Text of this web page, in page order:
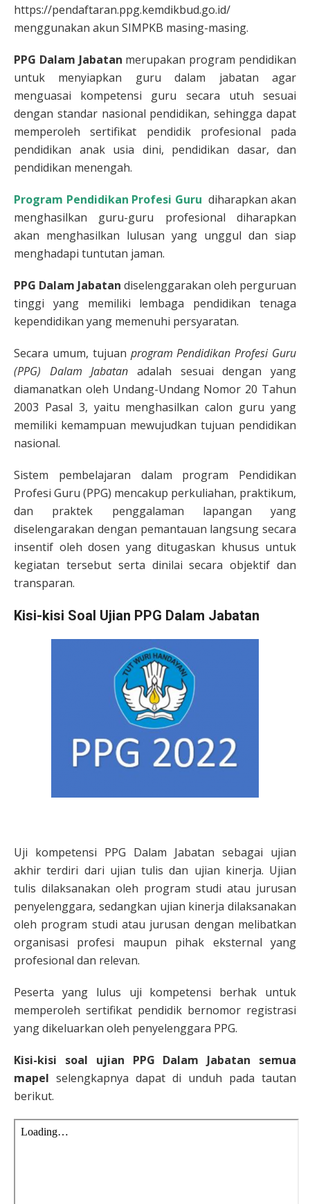
https://pendaftaran.ppg.kemdikbud.go.id/
menggunakan akun SIMPKB masing-masing.
PPG Dalam Jabatan merupakan program pendidikan
untuk menyiapkan guru dalam jabatan agar
menguasai kompetensi guru secara utuh sesuai
dengan standar nasional pendidikan, sehingga dapat
memperoleh sertifikat pendidik profesional pada
pendidikan anak usia dini, pendidikan dasar, dan
pendidikan menengah.
Program Pendidikan Profesi Guru diharapkan akan
menghasilkan guru-guru profesional diharapkan
akan menghasilkan lulusan yang unggul dan siap
menghadapi tuntutan jaman.
PPG Dalam Jabatan diselenggarakan oleh perguruan
tinggi yang memiliki lembaga pendidikan tenaga
kependidikan yang memenuhi persyaratan.
Secara umum, tujuan program Pendidikan Profesi Guru
(PPG)
Dalam Jabatan adalah sesuai dengan yang
diamanatkan oleh Undang-Undang Nomor 20 Tahun
2003 Pasal 3, yaitu menghasilkan calon guru yang
memiliki kemampuan mewujudkan tujuan pendidikan
nasional.
Sistem pembelajaran dalam program Pendidikan
Profesi Guru (PPG) mencakup perkuliahan, praktikum,
dan praktek penggalaman lapangan yang
diselengarakan dengan pemantauan langsung secara
insentif oleh dosen yang ditugaskan khusus untuk
kegiatan tersebut serta dinilai secara objektif dan
transparan.
Kisi-kisi Soal Ujian PPG Dalam Jabatan
Uji kompetensi PPG Dalam Jabatan sebagai ujian
akhir terdiri dari ujian tulis dan ujian kinerja. Ujian
tulis dilaksanakan oleh program studi atau jurusan
penyelenggara, sedangkan ujian kinerja dilaksanakan
oleh program studi atau jurusan dengan melibatkan
organisasi profesi maupun pihak eksternal yang
profesional dan relevan.
Peserta yang lulus uji kompetensi berhak untuk
memperoleh sertifikat pendidik bernomor registrasi
yang dikeluarkan oleh penyelenggara PPG.
Kisi-kisi soal ujian PPG Dalam Jabatan semua
mapel selengkapnya dapat di unduh pada tautan
berikut.